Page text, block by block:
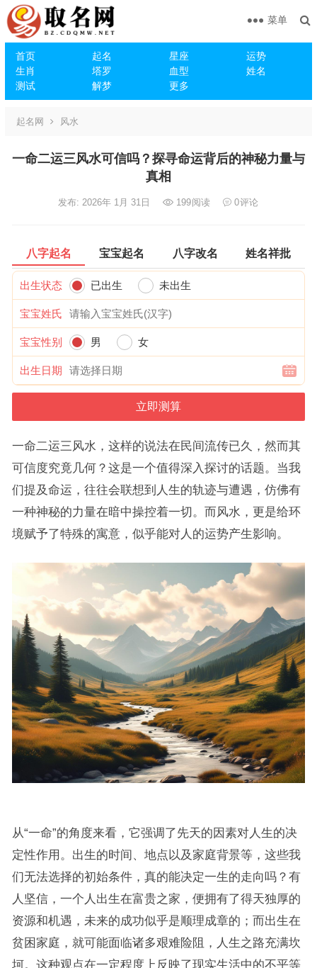
首页 起名 星座
运势
生肖
塔罗 血型
姓名
测试
解梦 更多
菜单
起名网 风水
一命二运三风水可信吗？探寻命运背后的神秘力量与
真相
发布: 2026年 1月 31日 199阅读 0评论
八字起名 宝宝起名 八字改名 姓名祥批
出生状态 已出生 未出生
宝宝姓氏
宝宝性别 男 女
出生日期
一命二运三风水，这样的说法在民间流传已久，然而其
可信度究竟几何？这是一个值得深入探讨的话题。当我
们提及命运，往往会联想到人生的轨迹与遭遇，仿佛有
一种神秘的力量在暗中操控着一切。而风水，更是给环
境赋予了特殊的寓意，似乎能对人的运势产生影响。
从“一命”的角度来看，它强调了先天的因素对人生的决
定性作用。出生的时间、地点以及家庭背景等，这些我
们无法选择的初始条件，真的能决定一生的走向吗？有
人坚信，一个人出生在富贵之家，便拥有了得天独厚的
资源和机遇，未来的成功似乎是顺理成章的；而出生在
贫困家庭，就可能面临诸多艰难险阻，人生之路充满坎
坷。这种观点在一定程度上反映了现实生活中的不平等